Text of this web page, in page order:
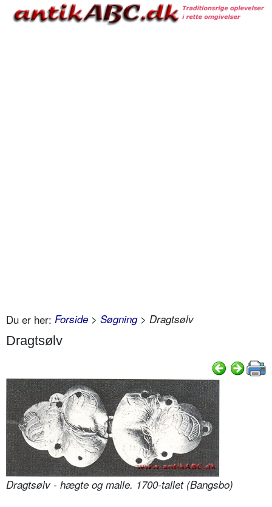
Du er her: Forside > Søgning> Dragtsølv
Dragtsølv
Dragtsølv - hægte og malle. 1700-tallet (Bangs­bo)